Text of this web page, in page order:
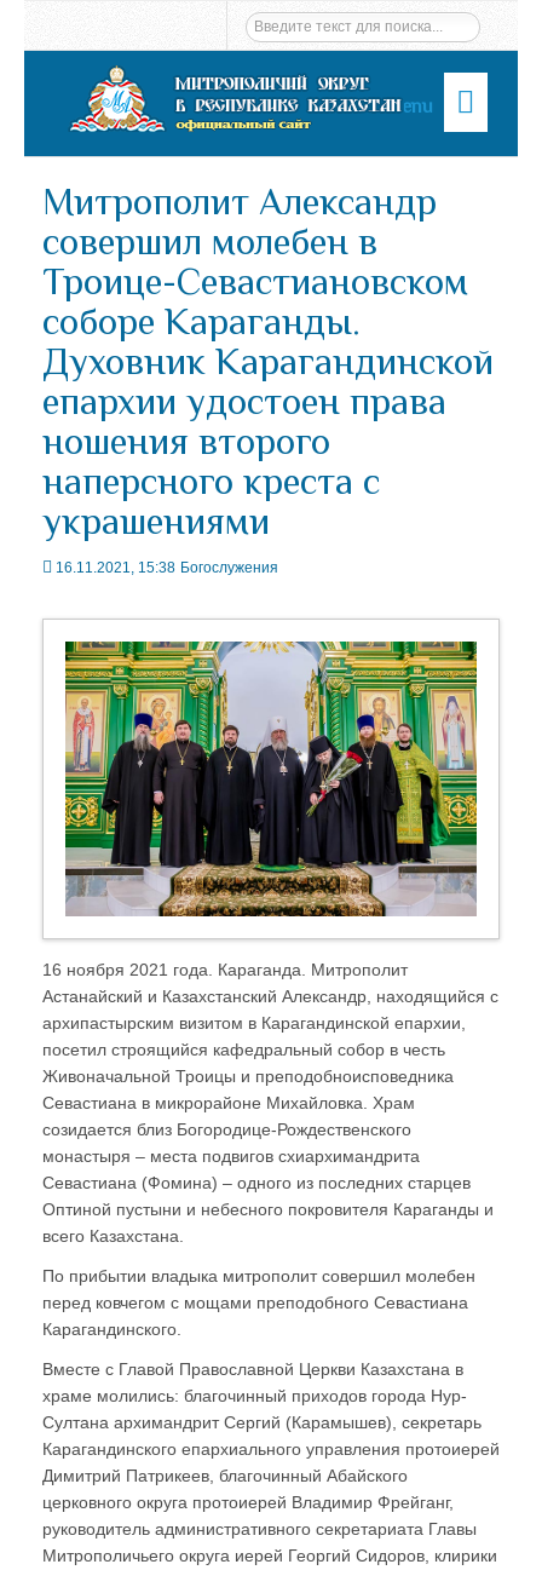
Menu
Митрополит Александр
совершил молебен в
Троице-Севастиановском
соборе Караганды.
Духовник Карагандинской
епархии удостоен права
ношения второго
наперсного креста с
украшениями
16.11.2021, 15:38 Богослужения
16 ноября 2021 года. Караганда. Митрополит
Астанайский и Казахстанский Александр, находящийся с
архипастырским визитом в Карагандинской епархии,
посетил строящийся кафедральный собор в честь
Живоначальной Троицы и преподобноисповедника
Севастиана в микрорайоне Михайловка. Храм
созидается близ Богородице-Рождественского
монастыря – места подвигов схиархимандрита
Севастиана (Фомина) – одного из последних старцев
Оптиной пустыни и небесного покровителя Караганды и
всего Казахстана.
По прибытии владыка митрополит совершил молебен
перед ковчегом с мощами преподобного Севастиана
Карагандинского.
Вместе с Главой Православной Церкви Казахстана в
храме молились: благочинный приходов города Нур-
Султана архимандрит Сергий (Карамышев), секретарь
Карагандинского епархиального управления протоиерей
Димитрий Патрикеев, благочинный Абайского
церковного округа протоиерей Владимир Фрейганг,
руководитель административного секретариата Главы
Митрополичьего округа иерей Георгий Сидоров, клирики